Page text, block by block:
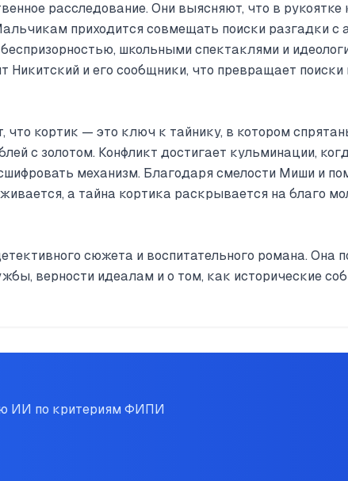
расследование. Они выясняют, что в рукоятке
приходится совмещать поиски разгадки с
школьными спектаклями и
Никитский и его сообщники, что превращает поиски
что кортик — это ключ к тайнику, в котором
с золотом. Конфликт достигает кульминации,
механизм. Благодаря смелости Миши и
а тайна кортика раскрывается на благо
сюжета и воспитательного романа. Она
верности идеалам и о том, как исторические
ИИ по критериям ФИПИ